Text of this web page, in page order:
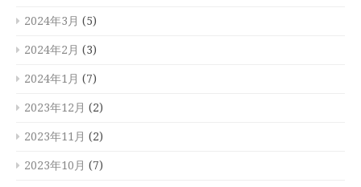
2024年3月 (5)
2024年2月 (3)
2024年1月 (7)
2023年12月 (2)
2023年11月 (2)
2023年10月 (7)